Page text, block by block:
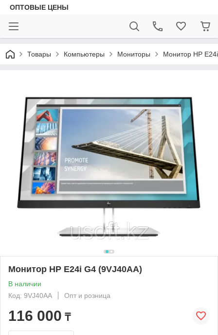
ОПТОВЫЕ ЦЕНЫ
Товары Компьютеры Мониторы Монитор HP
Монитор HP E24i G4 (9VJ40AA)
В наличии
Код: 9VJ40AA
Опт и розница
116 000 ₸